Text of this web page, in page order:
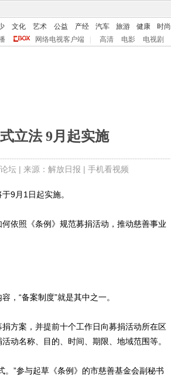
文化 艺术 公益 产经 汽车 旅游 健康 时尚
网络电视客户端 高清 电影 电视剧
立法 9月起实施
坛| 来源：解放日报 | 手机看视频
9月1日起实施。
照《条例》规范募捐活动，推动慈善事业
“备案制度”就是其中之一。
方案，并提前十个工作日向募捐活动所在区
动名称、目的、时间、期限、地域范围等。
”参与起草《条例》的市慈善基金会副秘书